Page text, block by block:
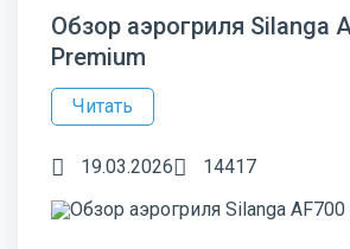
Обзор аэрогриля Silanga
Premium
Читать
19.03.2026 14417